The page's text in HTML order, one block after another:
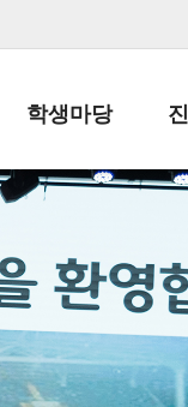
학생마당
학생생활규정
학교신문
자율진로동아리
유초등 소식지
공
드